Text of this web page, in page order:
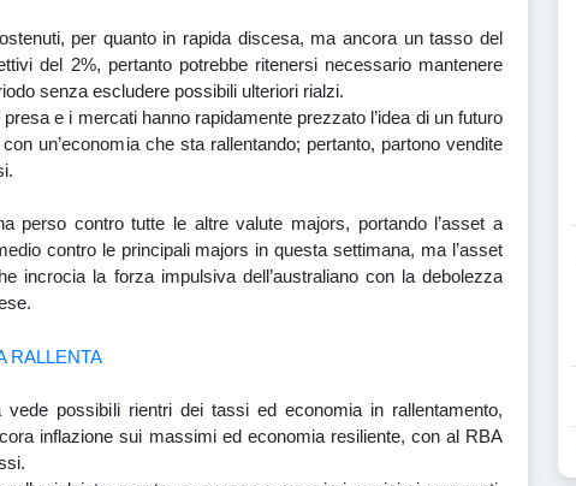
per quanto in rapida discesa, ma ancora un tasso del
del 2%, pertanto potrebbe ritenersi necessario mantenere
senza escludere possibili ulteriori rialzi.
e i mercati hanno rapidamente prezzato l’idea di un futuro
un’economia che sta rallentando; pertanto, partono vendite
perso contro tutte le altre valute majors, portando l’asset a
contro le principali majors in questa settimana, ma l’asset
incrocia la forza impulsiva dell’australiano con la debolezza
possibili rientri dei tassi ed economia in rallentamento,
inflazione sui massimi ed economia resiliente, con al RBA